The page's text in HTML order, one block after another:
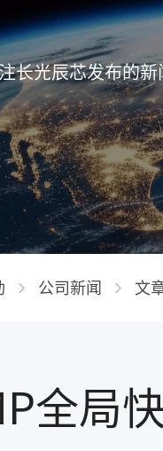
长光辰芯发布的
公司新闻 文
全局